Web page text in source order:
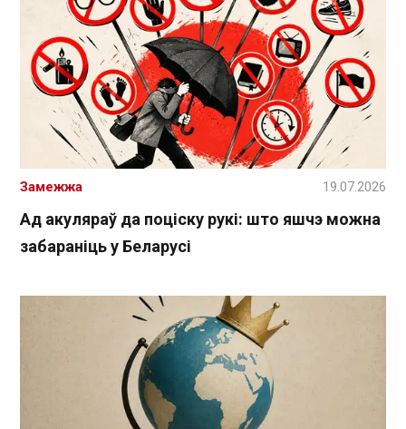
Ад акуляраў да поціску рукі: што яшчэ можна
забараніць у Беларусі
Замежжа 19.07.2026